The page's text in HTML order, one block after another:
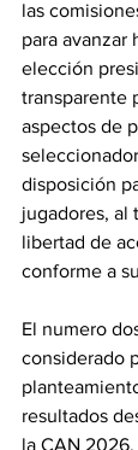
las
para avanzar
elección
transparente
aspectos de
disposición
jugadores, al
libertad de
conforme a
El numero
considerado
resultados
la CAN